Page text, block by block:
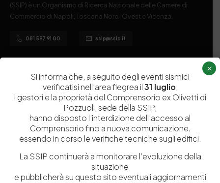
(SSIP) è un Organismo di Ricerca Nazionale delle Camere di
Commercio di Napoli, Toscana Nord-Ovest e Vicenza.
081 597 91 00 ssip@ssip.it
Ricerca e Sviluppo
Formazione
Divulgazione scientifica e
Contatti
Dipartimenti di ricerca
Biblioteca
Politecnico del Cuoio
Media
Tutela Whistleblowing
Amministrazione Trasparente
Si informa che, a seguito degli eventi sismici
verificatisi nell’area flegrea il31 luglio,
i gestori e la proprietà del Comprensorio ex Olivetti di
Pozzuoli, sede della SSIP,
hanno disposto l’interdizione dell’accesso al
Comprensorio fino a nuova comunicazione,
essendo in corso le verifiche tecniche sugli edifici.
La SSIP continuerà a monitorare l’evoluzione della
situazione
e pubblicherà su questo sito eventuali aggiornamenti
×